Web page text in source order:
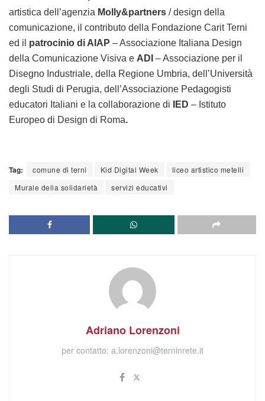
artistica dell’agenzia Molly&partners / design della
comunicazione, il contributo della Fondazione Carit Terni
ed il patrocinio di AIAP – Associazione Italiana Design
della Comunicazione Visiva e ADI – Associazione per il
Disegno Industriale, della Regione Umbria, dell’Università
degli Studi di Perugia, dell’Associazione Pedagogisti
educatori Italiani e la collaborazione di
IED – Istituto
Europeo di Design di Roma.
Tag: comune di terni Kid Digital Week
liceo artistico metelli
Murale della solidarietà
servizi educativi
Adriano Lorenzoni
per contatto: a.lorenzoni@terninrete.it